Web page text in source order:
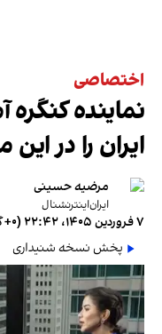
اختصاصی
نماینده
ایران را در
مرضیه حسینی
ایران‌اینترنشنال
۷ فروردین ۱۴۰۵، ۲۲:۴۲ (‎+۰ گرینویچ)
پخش نسخه شنیداری